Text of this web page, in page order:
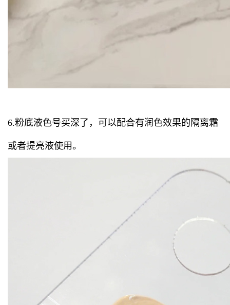
6.粉底液色号买深了，可以配合有润色效果的隔离霜
或者提亮液使用。